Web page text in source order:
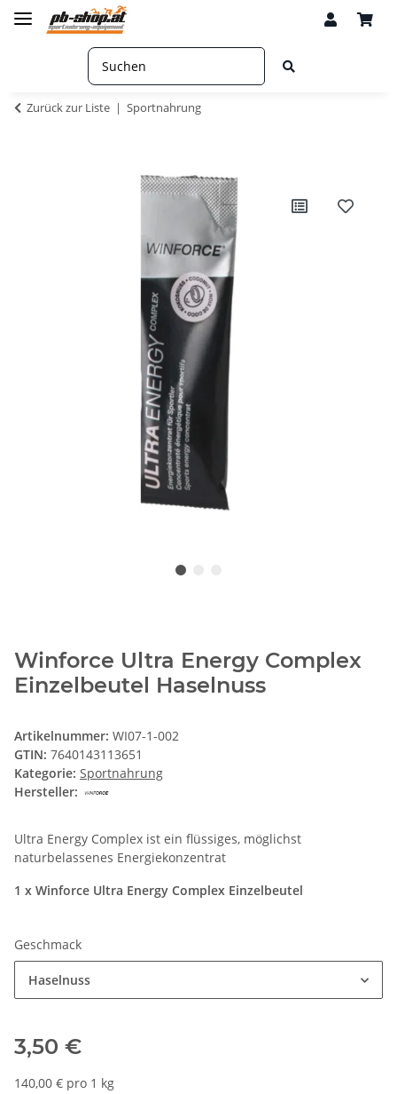
Zurück zur Liste Sportnahrung
Winforce Ultra Energy Complex
Einzelbeutel Haselnuss
Artikelnummer: WI07-1-002
GTIN: 7640143113651
Kategorie: Sportnahrung
Hersteller:
Ultra Energy Complex ist ein flüssiges, möglichst
naturbelassenes Energiekonzentrat
1 x Winforce Ultra Energy Complex Einzelbeutel
Geschmack
Haselnuss
3,50 €
140,00 € pro 1 kg